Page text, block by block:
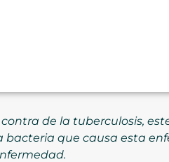
de la tuberculosis,
que causa esta